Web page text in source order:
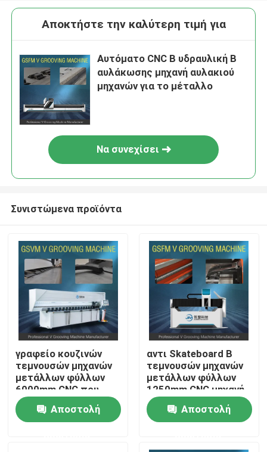
Σπίτι
Σχετικά με εμάς
Αποκτήστε την καλύτερη τιμή για
Αυτόματο CNC Β υδραυλική Β
αυλάκωσης μηχανή αυλακιού
μηχανών για το μέταλλο
Να συνεχίσει
Συνιστώμενα προϊόντα
γραφείο κουζινών
τεμνουσών μηχανών
μετάλλων φύλλων
6000mm CNC που
κατασκευάζει τη
μηχανή Αποστολή
αντι Skateboard Β
τεμνουσών μηχανών
μετάλλων φύλλων
1250mm CNC μηχανή
Groover
Αποστολή